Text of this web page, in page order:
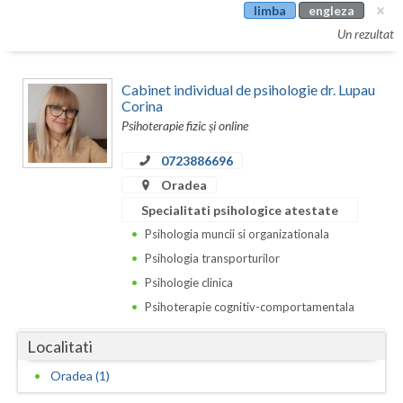
Cluj
Constanta
Covasna
Gorj
Harghita
limba
engleza
Un rezultat
Cabinet individual de psihologie dr. Lupau
Corina
Psihoterapie fizic și online
0723886696
Oradea
Specialitati psihologice atestate
Psihologia muncii si organizationala
Psihologia transporturilor
Psihologie clinica
Psihoterapie cognitiv-comportamentala
Localitati
Oradea (1)